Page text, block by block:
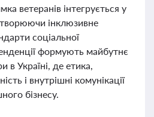
ветеранів інтегрується у
інклюзивне
соціальної
формують майбутнє
в Україні, де етика,
і внутрішні комунікації
бізнесу.